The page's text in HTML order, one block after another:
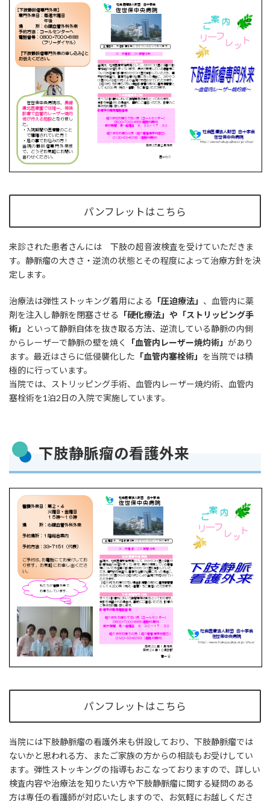
パンフレットはこちら
来診された患者さんには 下肢の超音波検査を受けていただきま
す。静脈瘤の大きさ・逆流の状態とその程度によって治療方針を決
定します。
治療法は弾性ストッキング着用による 「圧迫療法」 、血管内に薬
剤を注入し静脈を閉塞させる
「硬化療法」や「ストリッピング手
術」
といって静脈自体を抜き取る方法、逆流している静脈の内側
からレーザーで静脈の壁を焼く
「血管内レーザー焼灼術」 があり
ます。最近はさらに低侵襲化した 「血管内塞栓術」 を当院では積
極的に行っています。
当院では、ストリッピング手術、血管内レーザー焼灼術、血管内
塞栓術を1泊2日の入院で実施しています。
下肢静脈瘤の看護外来
パンフレットはこちら
当院には下肢静脈瘤の看護外来も併設しており、下肢静脈瘤では
ないかと思われる方、またご家族の方からの相談もお受けしてい
ます。弾性ストッキングの指導もおこなっておりますので、詳しい
検査内容や治療法を知りたい方や下肢静脈瘤に関する疑問のある
方は専任の看護師が対応いたしますので、お気軽にお越しくださ